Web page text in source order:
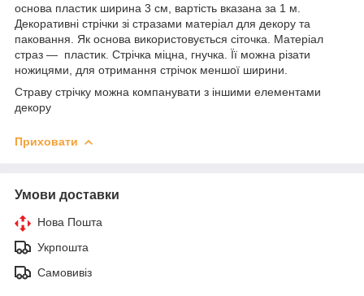
основа пластик ширина 3 см, вартість вказана за 1 м.
Декоративні стрічки зі стразами матеріал для декору та
паковання. Як основа використовується сіточка. Матеріал
страз — пластик. Стрічка міцна, гнучка. Її можна різати
ножицями, для отримання стрічок меншої ширини.
Страву стрічку можна компанувати з іншими елементами
декору
Приховати
Умови доставки
Нова Пошта
Укрпошта
Самовивіз